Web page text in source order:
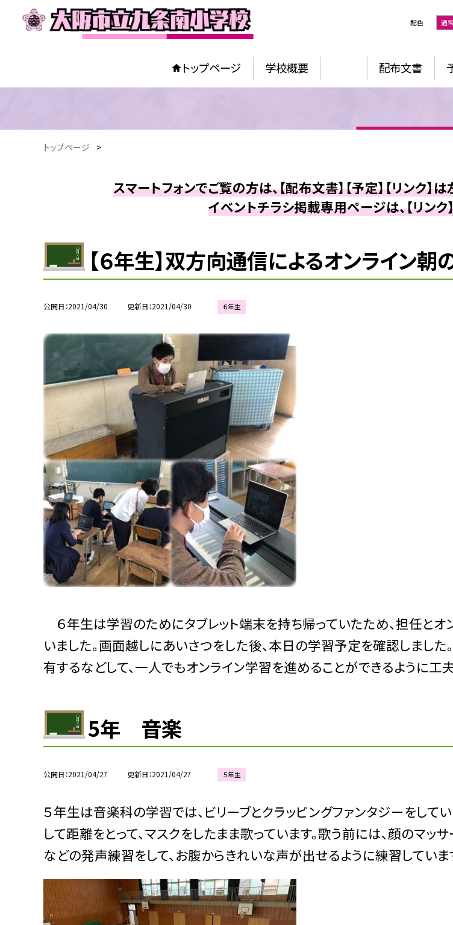
配色 通常
トップページ 学校概要 配布文書
トップページ >
スマートフォンでご覧の方は、【配布文書】【予定】【リンク】
イベントチラシ掲載専用ページは、【リンク
【６年生】双方向通信によるオンライン朝
公開日 2021/04/30 更新日 2021/04/30 ６年生
６年生は学習のためにタブレット端末を持ち帰っていたため、担任とオ
いました。画面越しにあいさつをした後、本日の学習予定を確認しました
有するなどして、一人でもオンライン学習を進めることができるように工夫
5年 音楽
公開日 2021/04/27 更新日 2021/04/27 ５年生
５年生は音楽科の学習では、ビリーブとクラッピングファンタジーをして
して距離をとって、マスクをしたまま歌っています。歌う前には、顔のマッ
などの発声練習をして、お腹からきれいな声が出せるように練習していま